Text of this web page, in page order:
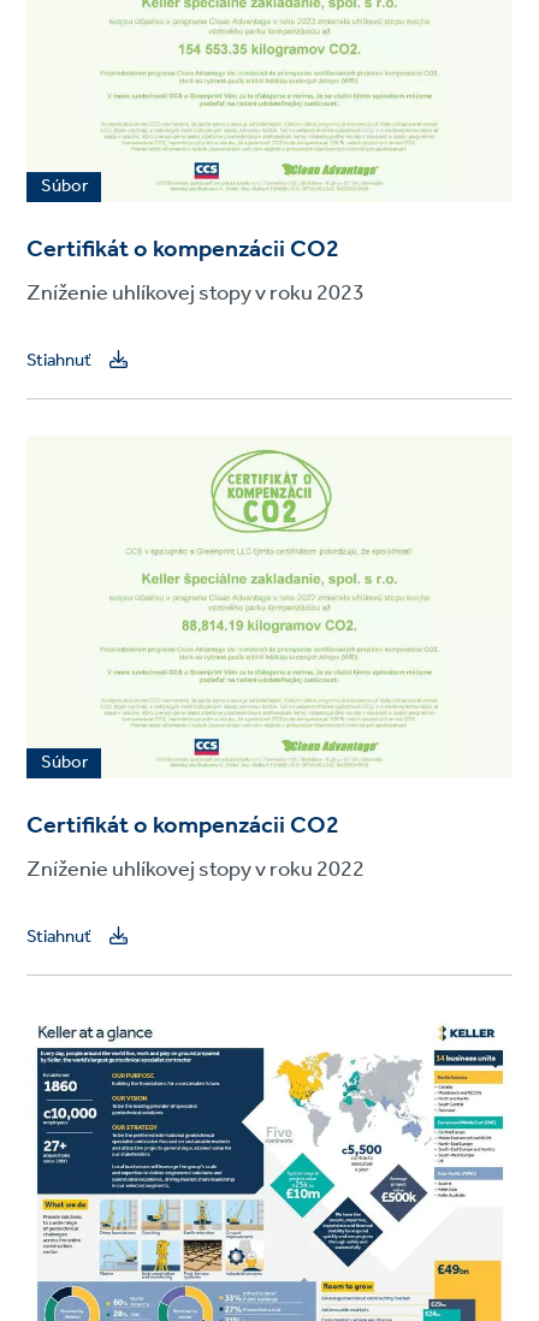
Súbor
Certifikát o kompenzácii CO2
Zníženie uhlíkovej stopy v roku 2023
Stiahnuť
Súbor
Certifikát o kompenzácii CO2
Zníženie uhlíkovej stopy v roku 2022
Stiahnuť